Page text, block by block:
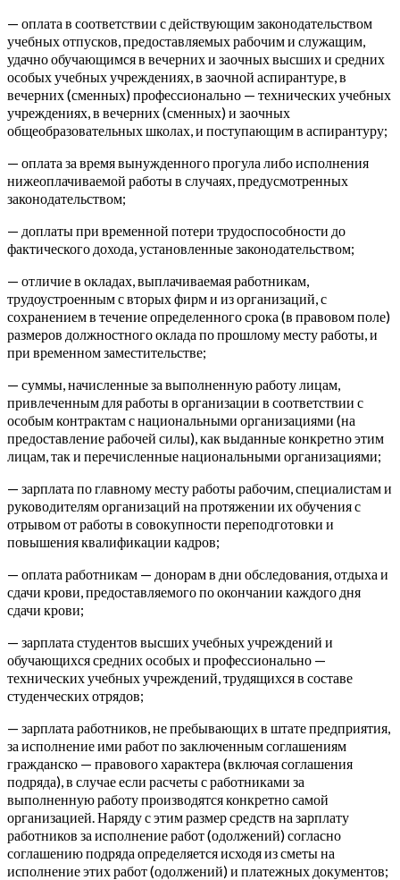
— оплата в соответствии с действующим законодательством
учебных отпусков, предоставляемых рабочим и служащим,
удачно обучающимся в вечерних и заочных высших и средних
особых учебных учреждениях, в заочной аспирантуре, в
вечерних (сменных) профессионально — технических учебных
учреждениях, в вечерних (сменных) и заочных
общеобразовательных школах, и поступающим в аспирантуру;
— оплата за время вынужденного прогула либо исполнения
нижеоплачиваемой работы в случаях, предусмотренных
законодательством;
— доплаты при временной потери трудоспособности до
фактического дохода, установленные законодательством;
— отличие в окладах, выплачиваемая работникам,
трудоустроенным с вторых фирм и из организаций, с
сохранением в течение определенного срока (в правовом поле)
размеров должностного оклада по прошлому месту работы, и
при временном заместительстве;
— суммы, начисленные за выполненную работу лицам,
привлеченным для работы в организации в соответствии с
особым контрактам с национальными организациями (на
предоставление рабочей силы), как выданные конкретно этим
лицам, так и перечисленные национальными организациями;
— зарплата по главному месту работы рабочим, специалистам и
руководителям организаций на протяжении их обучения с
отрывом от работы в совокупности переподготовки и
повышения квалификации кадров;
— оплата работникам — донорам в дни обследования, отдыха и
сдачи крови, предоставляемого по окончании каждого дня
сдачи крови;
— зарплата студентов высших учебных учреждений и
обучающихся средних особых и профессионально —
технических учебных учреждений, трудящихся в составе
студенческих отрядов;
— зарплата работников, не пребывающих в штате предприятия,
за исполнение ими работ по заключенным соглашениям
гражданско — правового характера (включая соглашения
подряда), в случае если расчеты с работниками за
выполненную работу производятся конкретно самой
организацией. Наряду с этим размер средств на зарплату
работников за исполнение работ (одолжений) согласно
соглашению подряда определяется исходя из сметы на
исполнение этих работ (одолжений) и платежных документов;